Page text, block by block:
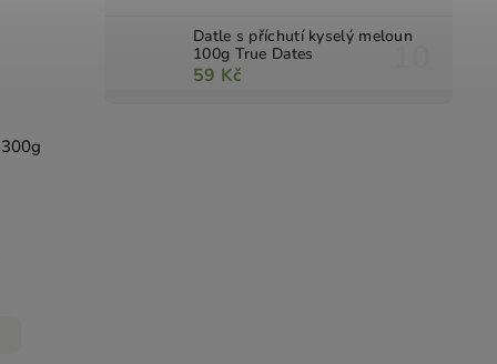
Datle s příchutí kyselý meloun
100g True Dates
59 Kč